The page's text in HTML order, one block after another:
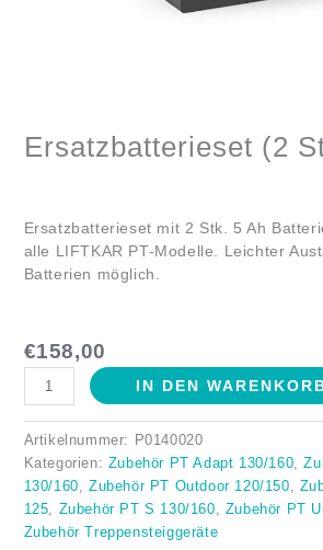
Ersatzbatterieset (2
Ersatzbatterieset mit 2 Stk. 5 Ah
alle LIFTKAR PT-Modelle. Leichter
Batterien möglich.
€158,00
IN DEN
Artikelnummer:
P0140020
Kategorien: Zubehör PT Adapt 130/160 ,
130/160
Zubehör PT Outdoor 120/150
125
Zubehör PT S 130/160 Zubehör PT
Zubehör Treppensteiggeräte